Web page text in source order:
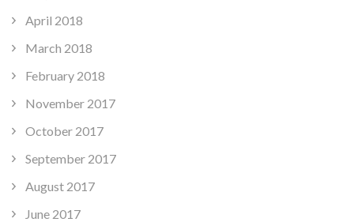
April 2018
March 2018
February 2018
November 2017
October 2017
September 2017
August 2017
June 2017